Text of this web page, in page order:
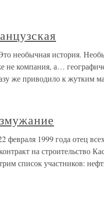
необычная история.
не компания, а…
же приводило к жутким
февраля 1999 года отец
на строительство
список участников: